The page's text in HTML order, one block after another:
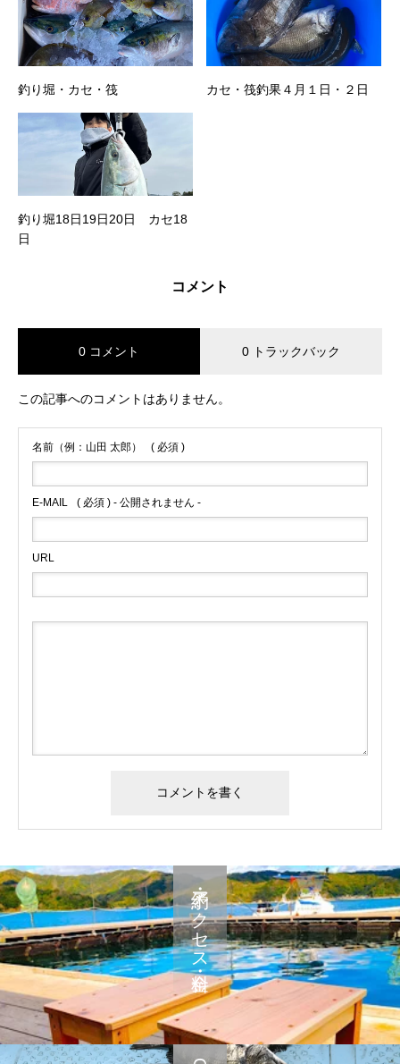
釣り堀・カセ・筏 カセ・筏釣果４月１日・２日
釣り堀18日19日20日 カセ18
日
コメント
0 コメント 0 トラックバック
この記事へのコメントはありません。
名前（例：山田 太郎） ( 必須 )
E-MAIL ( 必須 ) - 公開されません -
URL
予約・アクセス・料金